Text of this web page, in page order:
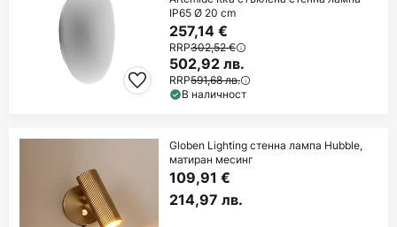
IP65 Ø 20 cm
257,14 €
RRP302,52 €
502,92 лв.
RRP591,68 лв.
В наличност
Globen Lighting стенна лампа Hubble,
матиран месинг
109,91 €
214,97 лв.